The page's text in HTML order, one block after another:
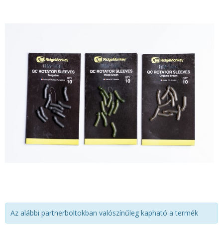
Az alábbi partnerboltokban valószínűleg kapható a termék